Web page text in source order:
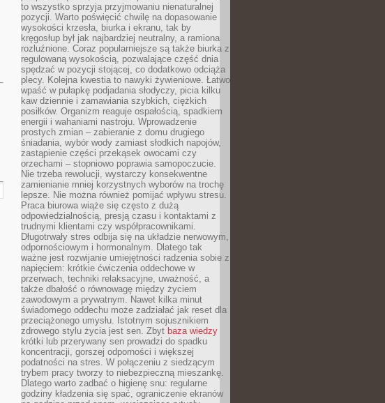
to wszystko sprzyja przyjmowaniu nienaturalnej
pozycji. Warto poświęcić chwilę na dopasowanie
wysokości krzesła, biurka i ekranu, tak by
kręgosłup był jak najbardziej neutralny, a ramiona
rozluźnione. Coraz popularniejsze są także biurka z
regulowaną wysokością, pozwalające część dnia
spędzać w pozycji stojącej, co dodatkowo odciąża
plecy. Kolejna kwestia to nawyki żywieniowe. Łatwo
wpaść w pułapkę podjadania słodyczy, picia kilku
kaw dziennie i zamawiania szybkich, ciężkich
posiłków. Organizm reaguje ospałością, spadkiem
energii i wahaniami nastroju. Wprowadzenie
prostych zmian – zabieranie z domu drugiego
śniadania, wybór wody zamiast słodkich napojów,
zastąpienie części przekąsek owocami czy
orzechami – stopniowo poprawia samopoczucie.
Nie trzeba rewolucji, wystarczy konsekwentne
zamienianie mniej korzystnych wyborów na trochę
lepsze. Nie można również pomijać wpływu stresu.
Praca biurowa wiąże się często z dużą
odpowiedzialnością, presją czasu i kontaktami z
trudnymi klientami czy współpracownikami.
Długotrwały stres odbija się na układzie nerwowym,
odpornościowym i hormonalnym. Dlatego tak
ważne jest rozwijanie umiejętności radzenia sobie z
napięciem: krótkie ćwiczenia oddechowe w
przerwach, techniki relaksacyjne, uważność, a
także dbałość o równowagę między życiem
zawodowym a prywatnym. Nawet kilka minut
świadomego oddechu może zadziałać jak reset dla
przeciążonego umysłu. Istotnym sojusznikiem
zdrowego stylu życia jest sen. Zbyt baza wiedzy
krótki lub przerywany sen prowadzi do spadku
koncentracji, gorszej odporności i większej
podatności na stres. W połączeniu z siedzącym
trybem pracy tworzy to niebezpieczną mieszankę.
Dlatego warto zadbać o higienę snu: regularne
godziny kładzenia się spać, ograniczenie ekranów